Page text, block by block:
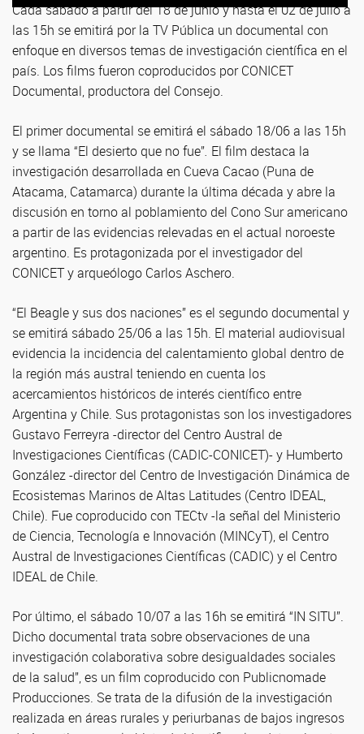
Cada sábado a partir del 18 de junio y hasta el 02 de julio a
las 15h se emitirá por la TV Pública un documental con
enfoque en diversos temas de investigación científica en el
país. Los films fueron coproducidos por CONICET
Documental, productora del Consejo.
El primer documental se emitirá el sábado 18/06 a las 15h
y se llama “El desierto que no fue”. El film destaca la
investigación desarrollada en Cueva Cacao (Puna de
Atacama, Catamarca) durante la última década y abre la
discusión en torno al poblamiento del Cono Sur americano
a partir de las evidencias relevadas en el actual noroeste
argentino. Es protagonizada por el investigador del
CONICET y arqueólogo Carlos Aschero.
“El Beagle y sus dos naciones” es el segundo documental y
se emitirá sábado 25/06 a las 15h. El material audiovisual
evidencia la incidencia del calentamiento global dentro de
la región más austral teniendo en cuenta los
acercamientos históricos de interés científico entre
Argentina y Chile. Sus protagonistas son los investigadores
Gustavo Ferreyra -director del Centro Austral de
Investigaciones Científicas (CADIC-CONICET)- y Humberto
González -director del Centro de Investigación Dinámica de
Ecosistemas Marinos de Altas Latitudes (Centro IDEAL,
Chile). Fue coproducido con TECtv -la señal del Ministerio
de Ciencia, Tecnología e Innovación (MINCyT), el Centro
Austral de Investigaciones Científicas (CADIC) y el Centro
IDEAL de Chile.
Por último, el sábado 10/07 a las 16h se emitirá “IN SITU”.
Dicho documental trata sobre observaciones de una
investigación colaborativa sobre desigualdades sociales
de la salud”, es un film coproducido con Publicnomade
Producciones. Se trata de la difusión de la investigación
realizada en áreas rurales y periurbanas de bajos ingresos